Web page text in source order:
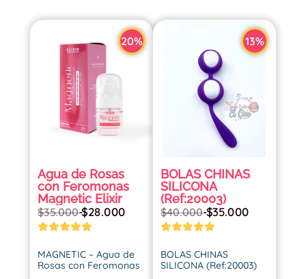
Agua de Rosas
con Feromonas
Magnetic Elixir
$35.000-$28.000
20%
MAGNETIC – Agua de
Rosas con Feromonas
BOLAS CHINAS
SILICONA
(Ref:20003)
$40.000-$35.000
13%
BOLAS CHINAS
SILICONA (Ref:20003)